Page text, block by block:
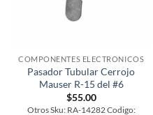
COMPONENTES ELECTRONICOS
Pasador Tubular Cerrojo
Mauser R-15 del #6
$55.00
Otros Sku: RA-14282 Codigo: